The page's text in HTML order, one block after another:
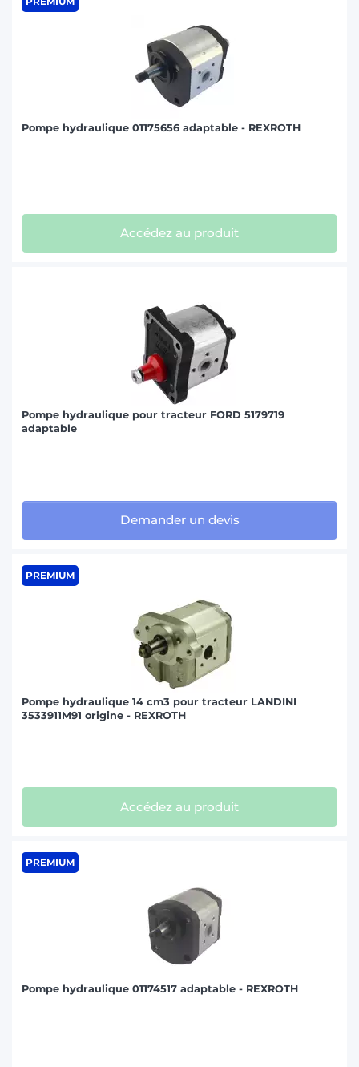
Pompe hydraulique 01175656 adaptable - REXROTH
Accédez au produit
Pompe hydraulique pour tracteur FORD 5179719
adaptable
Demander un devis
PREMIUM
Pompe hydraulique 14 cm3 pour tracteur LANDINI
3533911M91 origine - REXROTH
Accédez au produit
PREMIUM
Pompe hydraulique 01174517 adaptable - REXROTH